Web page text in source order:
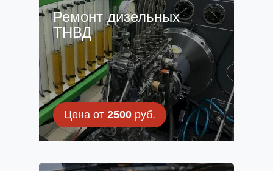
Ремонт дизельных
ТНВД
Цена от 2500руб.